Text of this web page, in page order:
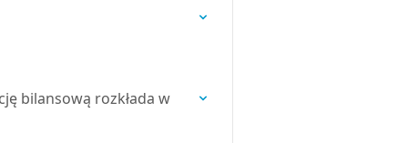
bilansową rozkłada w